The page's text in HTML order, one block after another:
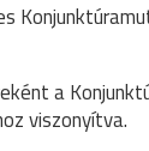
a
viszonyítva.